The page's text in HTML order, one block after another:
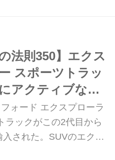
プ リミテッドの3台に
はとても克服できないよ
フォードのSUVはどん
たのか。ここではその時
ってみよう。（以下の
Magazine 2008年10
法則350】エクス
スポーツトラッ
アクティブなベ
した新ジャンル
ォード エクスプローラ
ラックがこの2代目から
入された。SUVのエクス
ースにボディ後部にベ